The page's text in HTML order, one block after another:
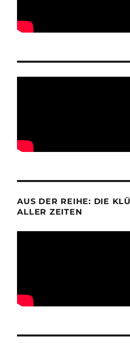
AUS DER REIHE: DIE
ALLER ZEITEN